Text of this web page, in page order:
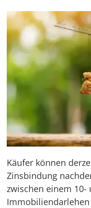
Käufer können
Zinsbindung
zwischen einem